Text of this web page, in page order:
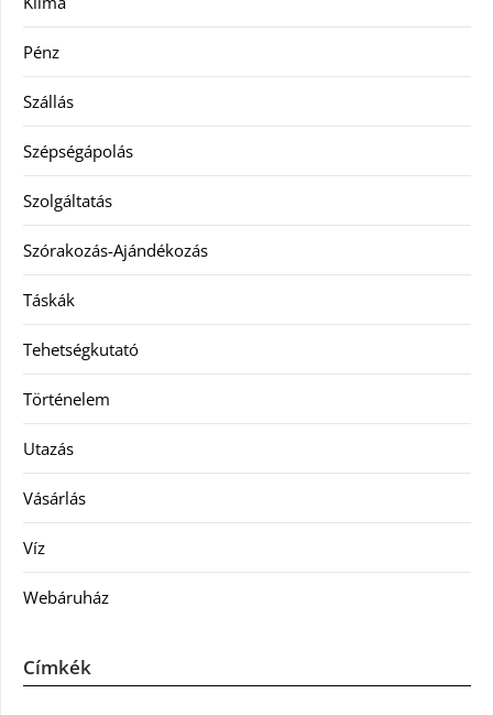
Pénz
Szállás
Szépségápolás
Szolgáltatás
Szórakozás-Ajándékozás
Táskák
Tehetségkutató
Történelem
Utazás
Vásárlás
Víz
Webáruház
Címkék